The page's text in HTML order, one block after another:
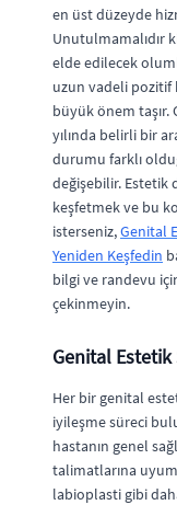
en üst düzeyde
Unutulmamalıdır
elde edilecek
uzun vadeli pozitif
büyük önem taşır.
yılında belirli bir
durumu farklı
değişebilir. Estetik
keşfetmek ve bu
isterseniz,Genital
Yeniden Keşfedin
bilgi ve randevu
çekinmeyin.
Genital
Her bir genital
iyileşme süreci
hastanın genel
talimatlarına
labioplasti gibi